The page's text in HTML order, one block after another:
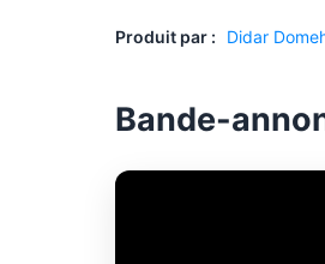
Produit par : Didar
Bande-